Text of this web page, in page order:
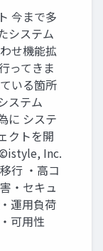
今まで多
システム
せ機能拡
ってきま
いる箇所
ステム
に システ
クトを開
Inc.
行 ・高コ
・セキュ
運用負荷
可用性